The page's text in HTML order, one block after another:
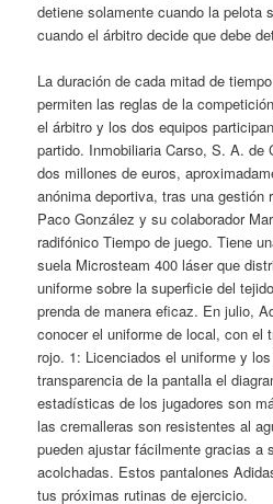
detiene solamente cuando la pelota
cuando el árbitro decide que debe
La duración de cada mitad de
permiten las reglas de la
el árbitro y los dos equipos
partido. Inmobiliaria Carso, S. A. de
dos millones de euros,
anónima deportiva, tras una gestión
Paco González y su colaborador
radifónico Tiempo de juego. Tiene
suela Microsteam 400 láser que
uniforme sobre la superficie del
prenda de manera eficaz. En julio,
conocer el uniforme de local, con el
rojo. 1: Licenciados el uniforme y
transparencia de la pantalla el
estadísticas de los jugadores son
las cremalleras son resistentes al
pueden ajustar fácilmente gracias a
acolchadas. Estos pantalones
tus próximas rutinas de ejercicio.